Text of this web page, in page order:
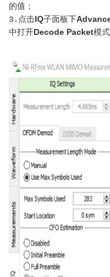
的值；
3.点击IQ子面板下
中打开Decode Packet模